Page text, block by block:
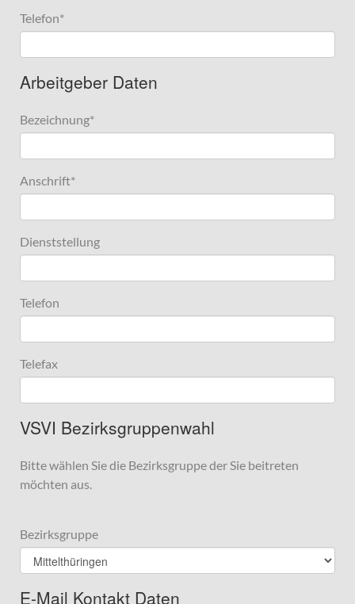
Telefon*
Arbeitgeber Daten
Bezeichnung*
Anschrift*
Dienststellung
Telefon
Telefax
VSVI Bezirksgruppenwahl
Bitte wählen Sie die Bezirksgruppe der Sie beitreten
möchten aus.
Bezirksgruppe
E-Mail Kontakt Daten